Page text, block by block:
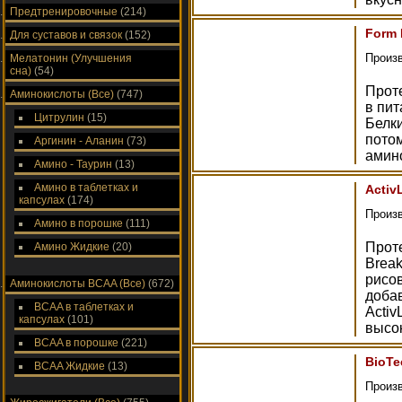
Предтренировочные (214)
Для суставов и связок (152)
Мелатонин (Улучшения
сна) (54)
Аминокислоты (Все) (747)
Цитрулин (15)
Аргинин - Аланин (73)
Амино - Таурин (13)
Амино в таблетках и
капсулах (174)
Амино в порошке (111)
Амино Жидкие (20)
Аминокислоты ВСAA (Все) (672)
ВСAA в таблетках и
капсулах (101)
ВСAA в порошке (221)
ВСAA Жидкие (13)
Form
в